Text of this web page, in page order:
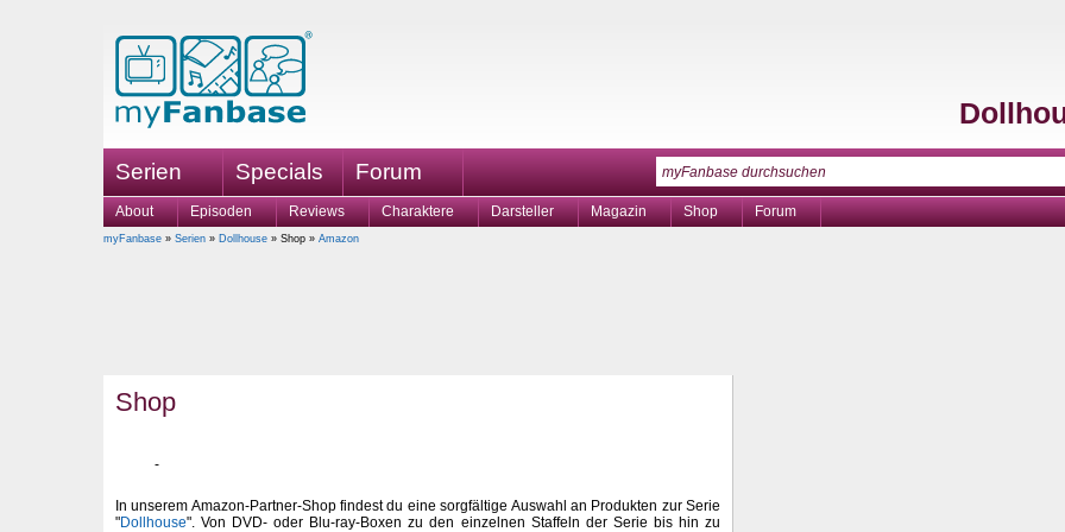
Serien Specials Forum
About Episoden Reviews Charaktere Darsteller Magazin Shop Forum
myFanbase » Serien » Dollhouse » Shop » Amazon
Shop
In unserem Amazon-Partner-Shop findest du eine sorgfältige Auswahl an Produkten zur Serie
"Dollhouse". Von DVD- oder Blu-ray-Boxen zu den einzelnen Staffeln der Serie bis hin zu